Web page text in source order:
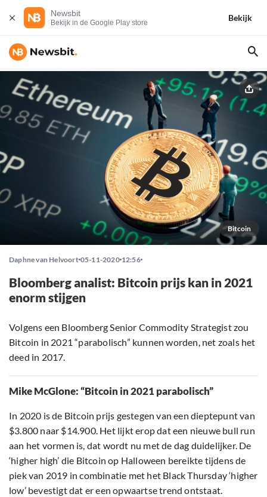
Newsbit
Bekijk in de Google Play store
Bekijk
Bitcoin
Daphne van Helvoort 05-11-2020 12:56
Bloomberg analist: Bitcoin prijs kan in 2021
enorm stijgen
Volgens een Bloomberg Senior Commodity Strategist zou
Bitcoin in 2021 “parabolisch” kunnen worden, net zoals het
deed in 2017.
Mike McGlone: “Bitcoin in 2021 parabolisch”
In 2020 is de Bitcoin prijs gestegen van een dieptepunt van
$3.800 naar $14.900. Het lijkt erop dat een nieuwe bull run
aan het vormen is, dat wordt nu met de dag duidelijker. De
‘higher high’ die Bitcoin op Halloween bereikte tijdens de
piek van 2019 in combinatie met het Black Thursday ‘higher
low’ bevestigt dat er een opwaartse trend ontstaat.